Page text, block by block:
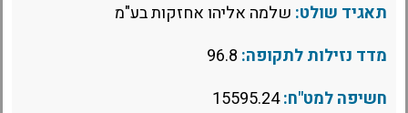
תאגיד שולט: שלמה אליהו אחזקות בע"מ
מדד נזילות לתקופה:
חשיפה למט"ח:15595.24